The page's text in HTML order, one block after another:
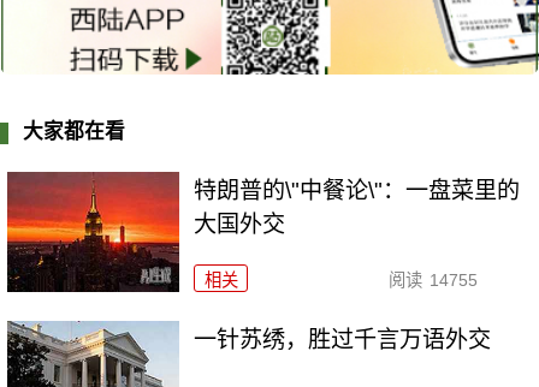
大家都在看
特朗普的\"中餐论\"：一盘菜里的
大国外交
相关 阅读 14755
一针苏绣，胜过千言万语外交